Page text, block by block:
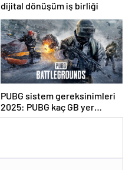
dijital dönüşüm iş birliği
PUBG sistem gereksinimleri
2025: PUBG kaç GB yer
kaplar?